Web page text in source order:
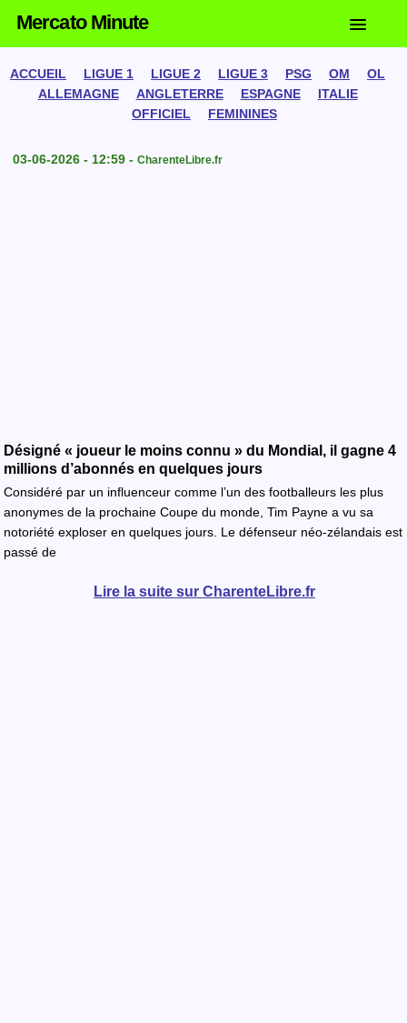
Mercato Minute
ACCUEIL LIGUE 1 LIGUE 2 LIGUE 3 PSG OM
OL
ALLEMAGNE
ANGLETERRE ESPAGNE
ITALIE
OFFICIEL
FEMININES
03-06-2026 - 12:59 - CharenteLibre.fr
Désigné « joueur le moins connu » du Mondial, il gagne 4
millions d’abonnés en quelques jours
Considéré par un influenceur comme l’un des footballeurs les plus
anonymes de la prochaine Coupe du monde, Tim Payne a vu sa
notoriété exploser en quelques jours. Le défenseur néo-zélandais est
passé de
Lire la suite sur CharenteLibre.fr